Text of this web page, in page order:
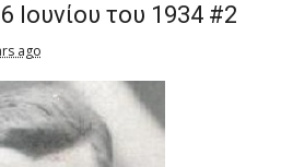
Ιουνίου του 1934 #2
ago